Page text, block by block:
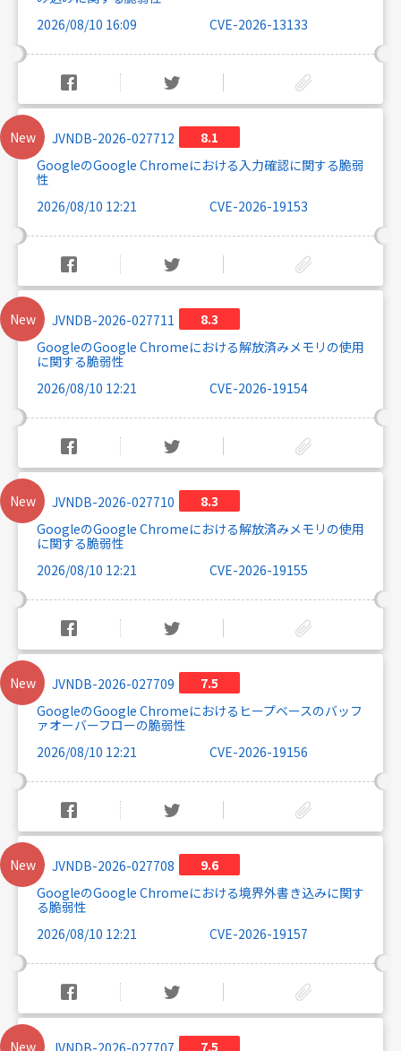
2026/08/10 16:09 CVE-2026-13133
New
JVNDB-2026-027712
GoogleのGoogle Chromeにおける入力確認に関する脆弱
性
8.1
2026/08/10 12:21 CVE-2026-19153
New
JVNDB-2026-027711
GoogleのGoogle Chromeにおける解放済みメモリの使用
に関する脆弱性
8.3
2026/08/10 12:21 CVE-2026-19154
New
JVNDB-2026-027710
GoogleのGoogle Chromeにおける解放済みメモリの使用
に関する脆弱性
8.3
2026/08/10 12:21 CVE-2026-19155
New
JVNDB-2026-027709
GoogleのGoogle Chromeにおけるヒープベースのバッフ
ァオーバーフローの脆弱性
7.5
2026/08/10 12:21 CVE-2026-19156
New
JVNDB-2026-027708
GoogleのGoogle Chromeにおける境界外書き込みに関す
る脆弱性
9.6
2026/08/10 12:21 CVE-2026-19157
New 7.5